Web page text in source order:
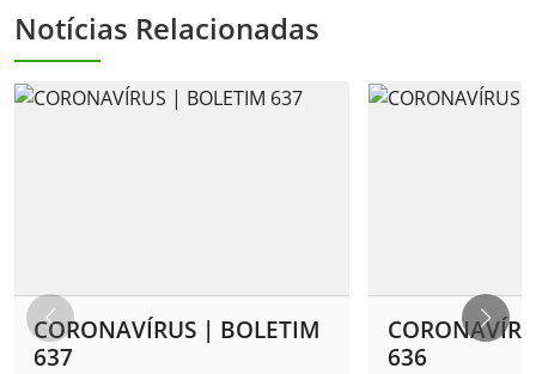
Notícias Relacionadas
CORONAVÍRUS | BOLETIM
637
636